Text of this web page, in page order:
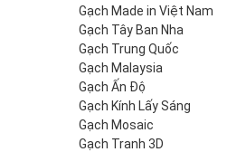
Gạch Made in Việt Nam
Gạch Tây Ban Nha
Gạch Trung Quốc
Gạch Malaysia
Gạch Ấn Độ
Gạch Kính Lấy Sáng
Gạch Mosaic
Gạch Tranh 3D